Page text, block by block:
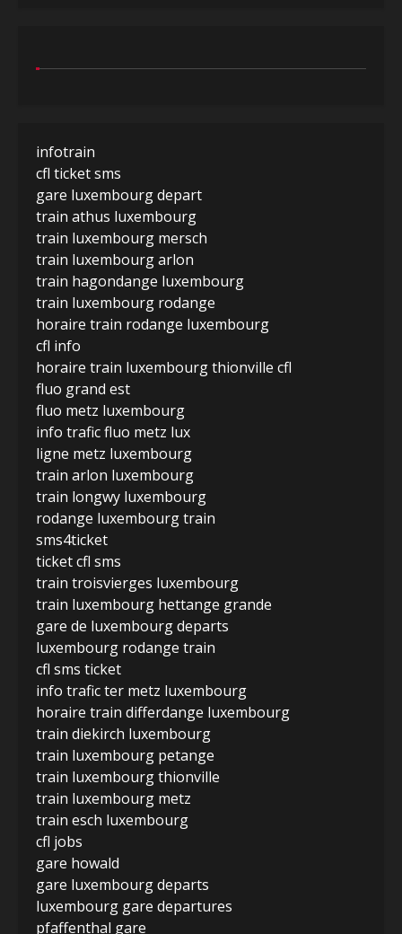
infotrain
cfl ticket sms
gare luxembourg depart
train athus luxembourg
train luxembourg mersch
train luxembourg arlon
train hagondange luxembourg
train luxembourg rodange
horaire train rodange luxembourg
cfl info
horaire train luxembourg thionville cfl
fluo grand est
fluo metz luxembourg
info trafic fluo metz lux
ligne metz luxembourg
train arlon luxembourg
train longwy luxembourg
rodange luxembourg train
sms4ticket
ticket cfl sms
train troisvierges luxembourg
train luxembourg hettange grande
gare de luxembourg departs
luxembourg rodange train
cfl sms ticket
info trafic ter metz luxembourg
horaire train differdange luxembourg
train diekirch luxembourg
train luxembourg petange
train luxembourg thionville
train luxembourg metz
train esch luxembourg
cfl jobs
gare howald
gare luxembourg departs
luxembourg gare departures
pfaffenthal gare